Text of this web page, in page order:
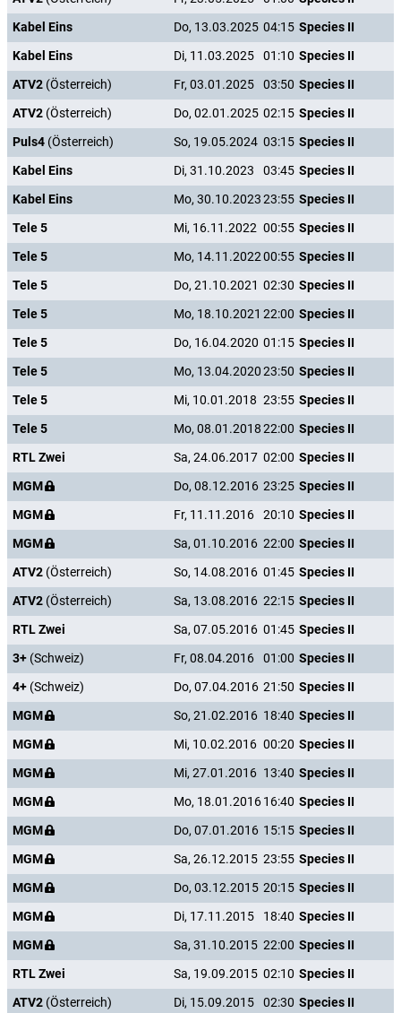
Kabel Eins
Do, 13.03.2025 04:15 Species II
Kabel Eins
Di, 11.03.2025 01:10 Species II
ATV2 (Österreich) Fr, 03.01.2025 03:50 Species II
ATV2 (Österreich) Do, 02.01.2025 02:15 Species II
Puls4 (Österreich) So, 19.05.2024 03:15 Species II
Kabel Eins
Di, 31.10.2023 03:45 Species II
Kabel Eins
Mo, 30.10.202323:55 Species II
Tele 5
Mi, 16.11.2022 00:55 Species II
Tele 5
Mo, 14.11.202200:55 Species II
Tele 5
Do, 21.10.2021 02:30 Species II
Tele 5
Mo, 18.10.2021 22:00 Species II
Tele 5
Do, 16.04.2020 01:15 Species II
Tele 5
Mo, 13.04.202023:50 Species II
Tele 5
Mi, 10.01.2018 23:55 Species II
Tele 5
Mo, 08.01.201822:00 Species II
RTL Zwei
Sa, 24.06.2017 02:00 Species II
MGM
Do, 08.12.2016 23:25 Species II
MGM
Fr, 11.11.2016 20:10 Species II
MGM
Sa, 01.10.2016 22:00 Species II
ATV2 (Österreich) So, 14.08.2016 01:45 Species II
ATV2 (Österreich) Sa, 13.08.2016 22:15 Species II
RTL Zwei
Sa, 07.05.2016 01:45 Species II
3+ (Schweiz) Fr, 08.04.2016 01:00 Species II
4+ (Schweiz) Do, 07.04.2016 21:50 Species II
MGM
So, 21.02.2016 18:40 Species II
MGM
Mi, 10.02.2016 00:20 Species II
MGM
Mi, 27.01.2016 13:40 Species II
MGM
Mo, 18.01.201616:40 Species II
MGM
Do, 07.01.2016 15:15 Species II
MGM
Sa, 26.12.2015 23:55 Species II
MGM
Do, 03.12.2015 20:15 Species II
MGM
Di, 17.11.2015 18:40 Species II
MGM
Sa, 31.10.2015 22:00 Species II
RTL Zwei
Sa, 19.09.2015 02:10 Species II
ATV2 (Österreich) Di, 15.09.2015 02:30 Species II